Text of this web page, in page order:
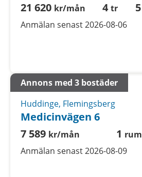
21 620 kr/mån 4tr 5
Anmälan senast 2026-08-06
Annons med 3 bostäder
Huddinge, Flemingsberg
Medicinvägen 6
7 589 kr/mån 1 rum
Anmälan senast 2026-08-09